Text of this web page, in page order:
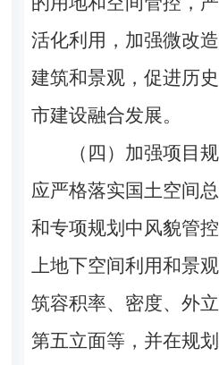
活化利用，加强微改
建筑和景观，促进历
市建设融合发展。
（四）加强项目
应严格落实国土空间
和专项规划中风貌管
上地下空间利用和景
筑容积率、密度、外
第五立面等，并在规